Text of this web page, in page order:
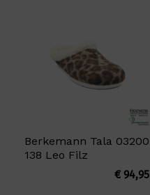
Berkemann Tala 03200
138 Leo Filz
€94,95